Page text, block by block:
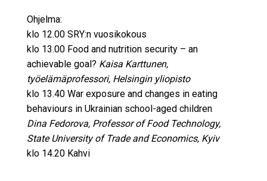
Ohjelma:
klo 12.00 SRY:n vuosikokous
klo 13.00 Food and nutrition security – an
achievable goal? Kaisa Karttunen,
työelämäprofessori, Helsingin yliopisto
klo 13.40 War exposure and changes in eating
behaviours in Ukrainian school-aged children
Dina Fedorova, Professor of Food Technology,
State University of Trade and Economics, Kyiv
klo 14.20 Kahvi